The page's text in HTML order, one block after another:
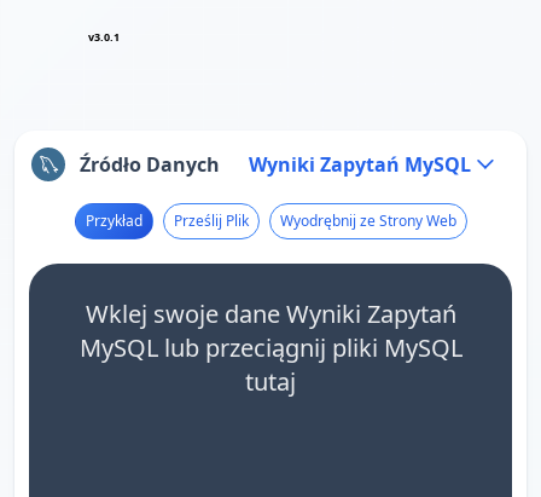
v3.0.1
Źródło Danych Wyniki Zapytań MySQL
Przykład Prześlij Plik Wyodrębnij ze Strony Web
Wklej swoje dane Wyniki Zapytań
MySQL lub przeciągnij pliki MySQL
tutaj